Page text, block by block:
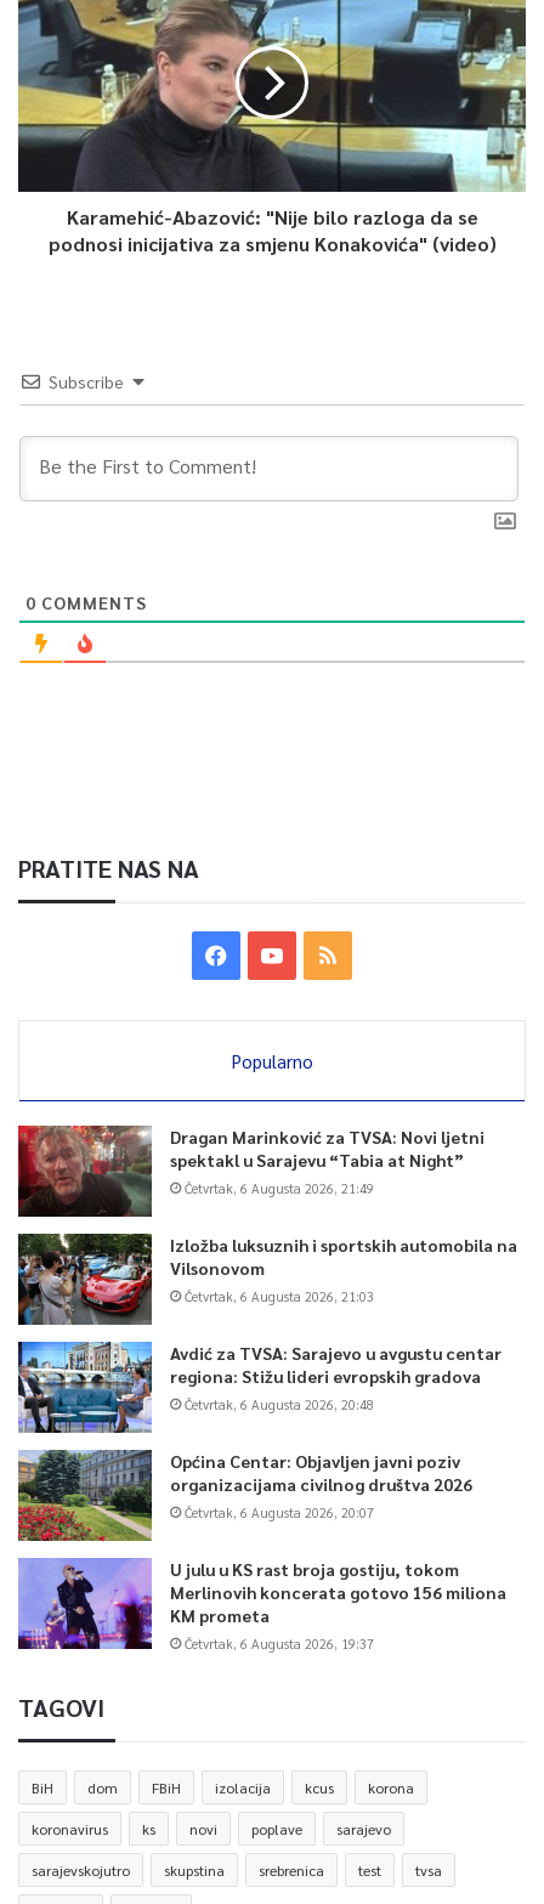
Karamehić-Abazović: "Nije bilo razloga da se
podnosi inicijativa za smjenu Konakovića" (video)
Subscribe
0 COMMENTS
PRATITE NAS NA
Popularno
Dragan Marinković za TVSA: Novi ljetni
spektakl u Sarajevu “Tabia at Night”
Četvrtak, 6 Augusta 2026, 21:49
Izložba luksuznih i sportskih automobila na
Vilsonovom
Četvrtak, 6 Augusta 2026, 21:03
Avdić za TVSA: Sarajevo u avgustu centar
regiona: Stižu lideri evropskih gradova
Četvrtak, 6 Augusta 2026, 20:48
Općina Centar: Objavljen javni poziv
organizacijama civilnog društva 2026
Četvrtak, 6 Augusta 2026, 20:07
U julu u KS rast broja gostiju, tokom
Merlinovih koncerata gotovo 156 miliona
KM prometa
Četvrtak, 6 Augusta 2026, 19:37
TAGOVI
BiH dom FBiH izolacija kcus korona
koronavirus ks novi poplave sarajevo
sarajevskojutro skupstina srebrenica test tvsa